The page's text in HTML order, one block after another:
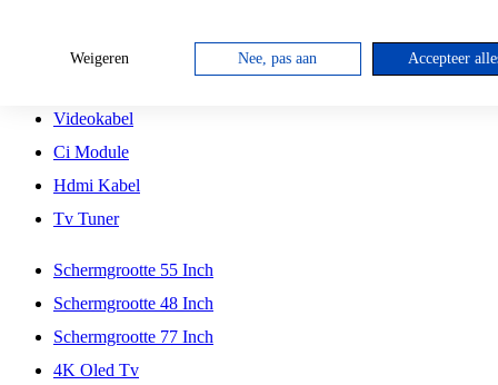
Antennekabel
Videokabel
Ci Module
Hdmi Kabel
Tv Tuner
Schermgrootte 55 Inch
Schermgrootte 48 Inch
Schermgrootte 77 Inch
4K Oled Tv
Weigeren Nee, pas aan Accepteer